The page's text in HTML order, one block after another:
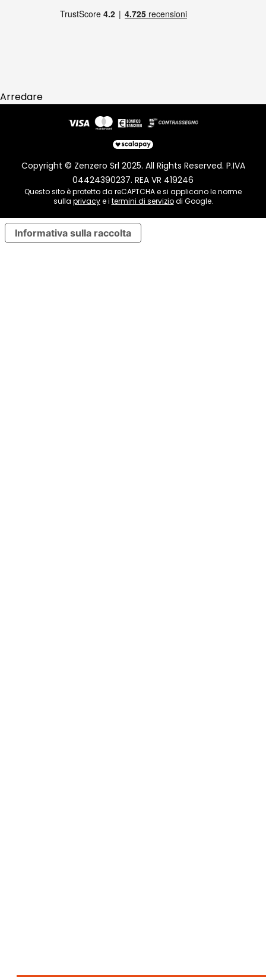
Arredare
Copyright © Zenzero Srl 2025. All Rights Reserved. P.IVA
04424390237. REA VR 419246
Questo sito è protetto da reCAPTCHA e si applicano le norme
sulla privacye i termini di serviziodi Google.
Informativa sulla raccolta